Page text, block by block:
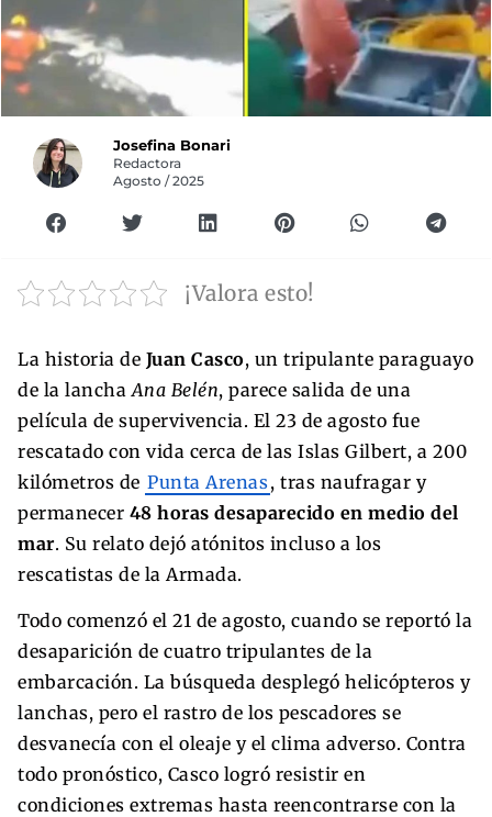
Josefina Bonari
Redactora
Agosto / 2025
¡Valora esto!
La historia de Juan Casco, un tripulante paraguayo
de la lancha Ana Belén, parece salida de una
película de supervivencia. El 23 de agosto fue
rescatado con vida cerca de las Islas Gilbert, a 200
kilómetros de Punta Arenas, tras naufragar y
permanecer 48 horas desaparecido en medio del
mar. Su relato dejó atónitos incluso a los
rescatistas de la Armada.
Todo comenzó el 21 de agosto, cuando se reportó la
desaparición de cuatro tripulantes de la
embarcación. La búsqueda desplegó helicópteros y
lanchas, pero el rastro de los pescadores se
desvanecía con el oleaje y el clima adverso. Contra
todo pronóstico, Casco logró resistir en
condiciones extremas hasta reencontrarse con la